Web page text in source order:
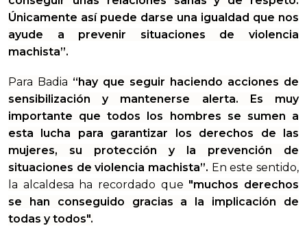
Únicamente así puede darse una igualdad que nos
ayude a prevenir situaciones de violencia
machista”.
Para Badia “hay que seguir haciendo acciones de
sensibilización y mantenerse alerta. Es muy
importante que todos los hombres se sumen a
esta lucha para garantizar los derechos de las
mujeres, su protección y la prevención de
situaciones de violencia machista”. En este sentido,
la alcaldesa ha recordado que "muchos derechos
se han conseguido gracias a la implicación de
todas y todos".